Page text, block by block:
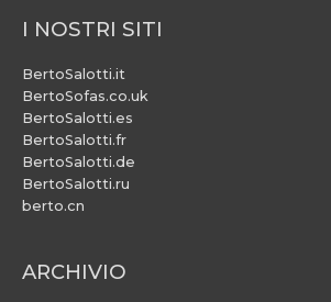
I NOSTRI SITI
BertoSalotti.it
BertoSofas.co.uk
BertoSalotti.es
BertoSalotti.fr
BertoSalotti.de
BertoSalotti.ru
berto.cn
ARCHIVIO
ARCHIVIO